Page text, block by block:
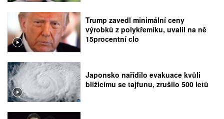
Trump zavedl minimální ceny
výrobků z polykřemíku, uvalil na ně
15procentní clo
Japonsko nařídilo evakuace kvůli
blížícímu se tajfunu, zrušilo 500 letů